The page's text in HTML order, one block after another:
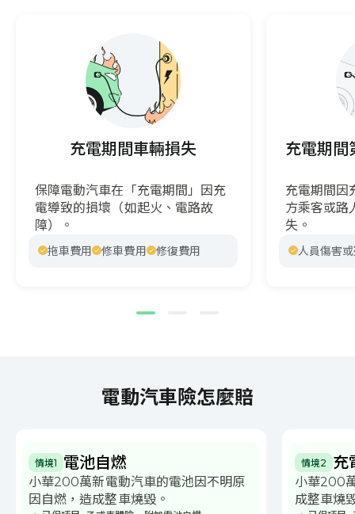
充電期間車輛損失
保障電動汽車在「充電期間」因充
電導致的損壞（如起火、電路故
障）。
拖車費用 修車費用 修復費用
充電期間
充電期間因
方乘客或路
失。
人員傷害
電動汽車險怎麼賠
情境1 電池自燃
小華200萬新電動汽車的電池因不明原
因自燃，造成整車燒毀。
情境2 充
小華200
成整車燒